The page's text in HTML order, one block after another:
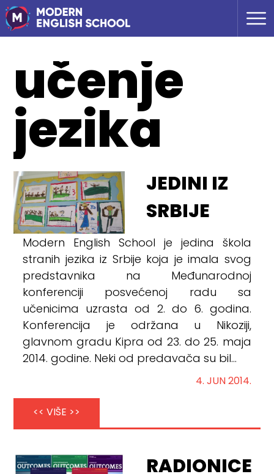
učenje
jezika
JEDINI IZ
SRBIJE
Modern English School je jedina škola
stranih jezika iz Srbije koja je imala svog
predstavnika na Međunarodnoj
konferenciji posvećenoj radu sa
učenicima uzrasta od 2. do 6. godina.
Konferencija je održana u Nikoziji,
glavnom gradu Kipra od 23. do 25. maja
2014. godine. Neki od predavača su bil...
4. JUN 2014.
<< VIŠE >>
RADIONICE